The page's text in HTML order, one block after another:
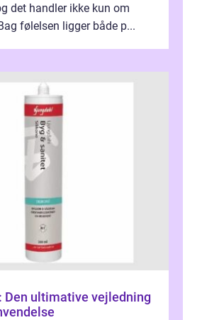
det handler ikke kun om
følelsen ligger både p...
Den ultimative vejledning